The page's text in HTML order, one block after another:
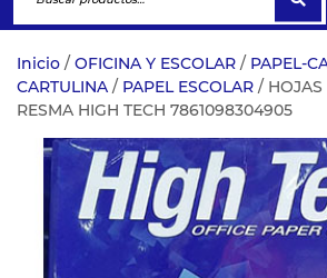
Inicio / OFICINA Y ESCOLAR / PAPEL-
CARTULINA / PAPEL ESCOLAR /
RESMA HIGH TECH 7861098304905